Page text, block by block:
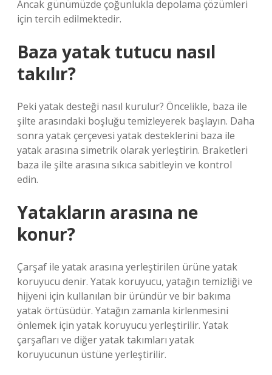
Ancak günümüzde çoğunlukla depolama çözümleri
için tercih edilmektedir.
Baza yatak tutucu nasıl
takılır?
Peki yatak desteği nasıl kurulur? Öncelikle, baza ile
şilte arasındaki boşluğu temizleyerek başlayın. Daha
sonra yatak çerçevesi yatak desteklerini baza ile
yatak arasına simetrik olarak yerleştirin. Braketleri
baza ile şilte arasına sıkıca sabitleyin ve kontrol
edin.
Yatakların arasına ne
konur?
Çarşaf ile yatak arasına yerleştirilen ürüne yatak
koruyucu denir. Yatak koruyucu, yatağın temizliği ve
hijyeni için kullanılan bir üründür ve bir bakıma
yatak örtüsüdür. Yatağın zamanla kirlenmesini
önlemek için yatak koruyucu yerleştirilir. Yatak
çarşafları ve diğer yatak takımları yatak
koruyucunun üstüne yerleştirilir.